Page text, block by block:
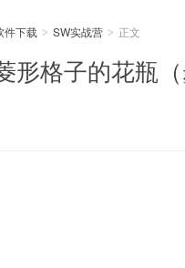
件下载 > SW实战营 > 正文
形格子的花瓶